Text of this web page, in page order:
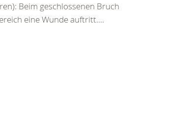
Beim geschlossenen Bruch
eine Wunde auftritt....